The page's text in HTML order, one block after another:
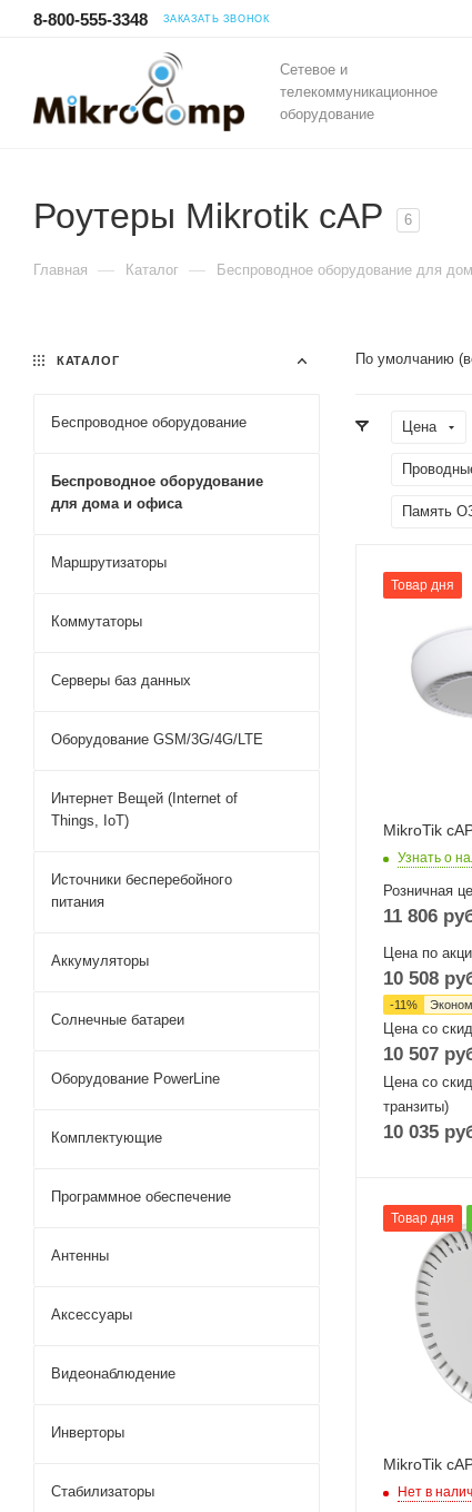
8-800-555-3348 ЗАКАЗАТЬ ЗВОНОК
Сетевое и
телекоммуникационное
оборудование
Роутеры Mikrotik cAP 6
Главная — Каталог — Беспроводное оборудование для
По умолчанию
Цена
Память
Товар дня
Проводные,
оптические
2x10/100/
Mbps
Wi-Fi
MIMO2x2
MikroTik
Узнать о
Розничная
11 806
Цена по
10 508
-11 %
Цена со
10 507
Цена со
транзиты)
10 035
Товар дня
Проводные,
оптические
интерфейсы
Wi-Fi
Два: 5 ГГц
802.11a/n/
MIMO2x2
802.11b/g/
MikroTik
Нет в
КАТАЛОГ
Беспроводное оборудование
Беспроводное оборудование
для дома и офиса
Маршрутизаторы
Коммутаторы
Серверы баз данных
Оборудование GSM/3G/4G/LTE
Интернет Вещей (Internet of
Things, IoT)
Источники бесперебойного
питания
Аккумуляторы
Солнечные батареи
Оборудование PowerLine
Комплектующие
Программное обеспечение
Антенны
Аксессуары
Видеонаблюдение
Инверторы
Стабилизаторы